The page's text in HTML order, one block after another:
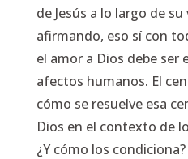
de Jesús a lo largo de
afirmando, eso sí con
el amor a Dios debe
afectos humanos. El
cómo se resuelve esa
Dios en el contexto de
¿Y cómo los condiciona?